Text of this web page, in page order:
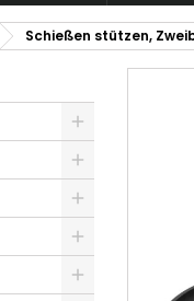
Schießen stützen,